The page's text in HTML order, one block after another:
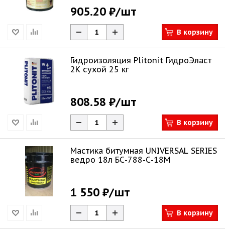
905.20 ₽/шт
В корзину
Гидроизоляция Plitonit ГидроЭласт
2К сухой 25 кг
808.58 ₽/шт
В корзину
Мастика битумная UNIVERSAL SERIES
ведро 18л БС-788-С-18М
1 550 ₽/шт
В корзину